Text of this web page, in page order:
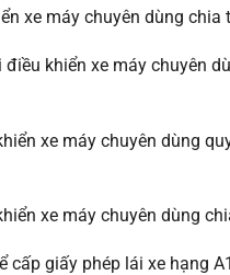
xe máy chuyên dùng chia
khiển xe máy chuyên
xe máy chuyên dùng
xe máy chuyên dùng
giấy phép lái xe hạng